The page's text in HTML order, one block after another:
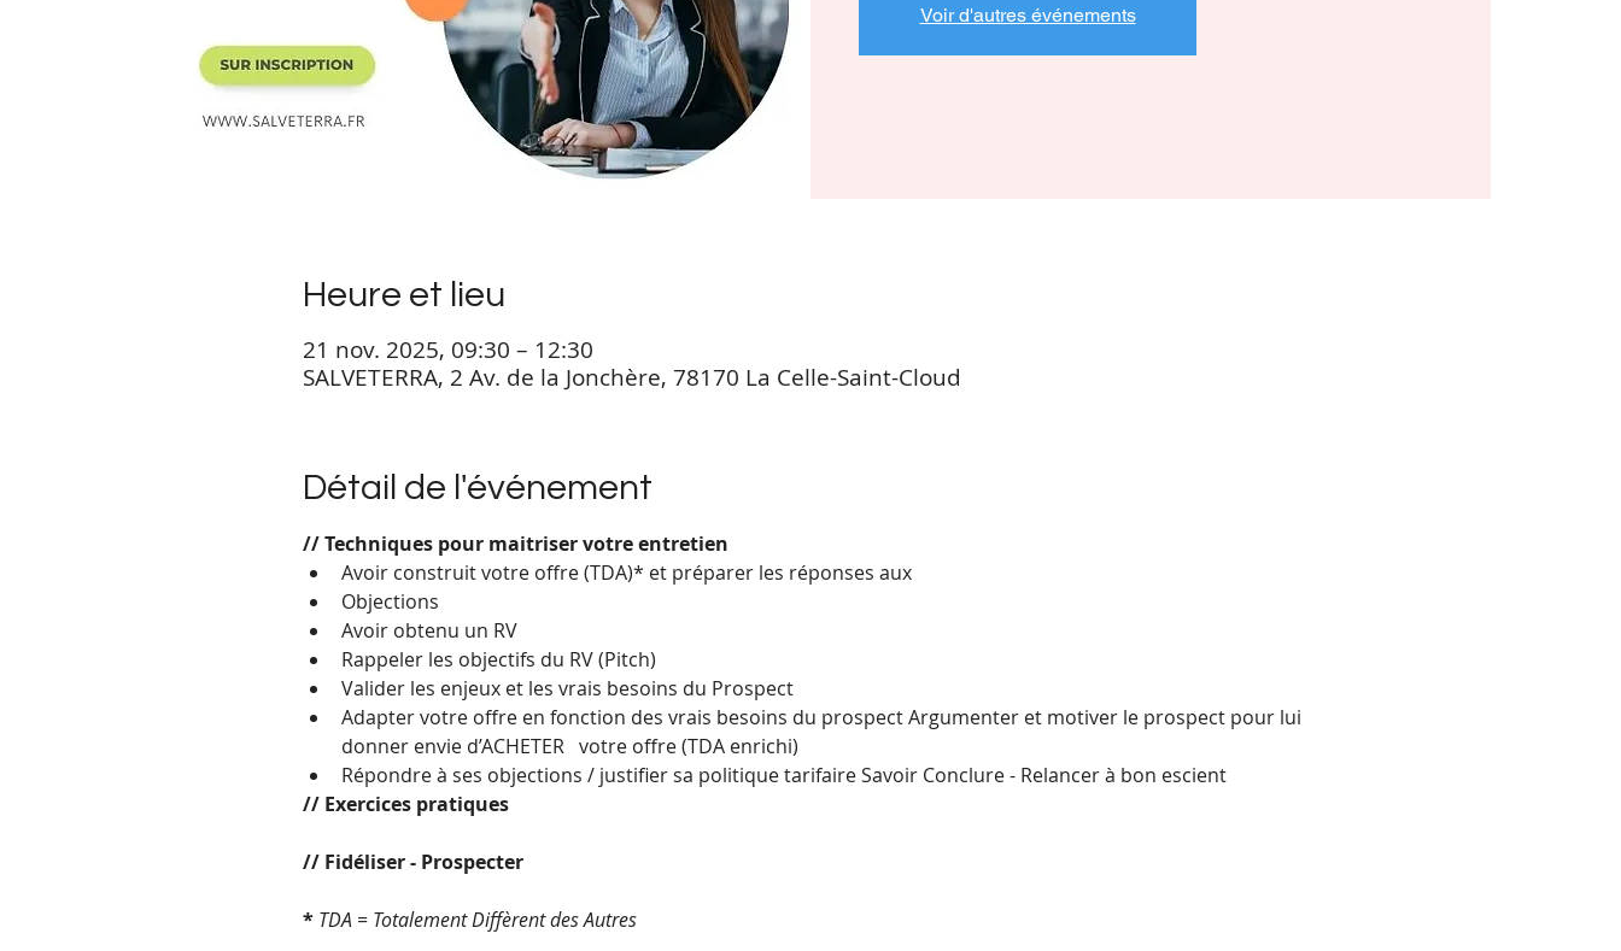
Voir d'autres événements
Heure et lieu
21 nov. 2025, 09:30 – 12:30
SALVETERRA, 2 Av. de la Jonchère, 78170 La Celle-Saint-Cloud
Détail de l'événement
// Techniques pour maitriser votre entretien
Avoir construit votre offre (TDA)* et préparer les réponses aux
Objections
Avoir obtenu un RV
Rappeler les objectifs du RV (Pitch)
Valider les enjeux et les vrais besoins du Prospect
Adapter votre offre en fonction des vrais besoins du prospect Argumenter et motiver le prospect pour lui
donner envie d’ACHETER   votre offre (TDA enrichi)
Répondre à ses objections / justifier sa politique tarifaire Savoir Conclure - Relancer à bon escient
// Exercices pratiques
// Fidéliser - Prospecter
* TDA = Totalement Diffèrent des Autres